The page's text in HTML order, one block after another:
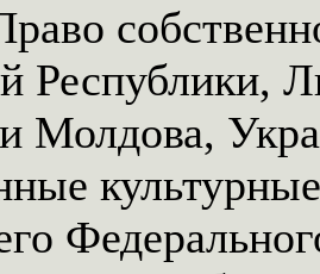
Республики,
Молдова,